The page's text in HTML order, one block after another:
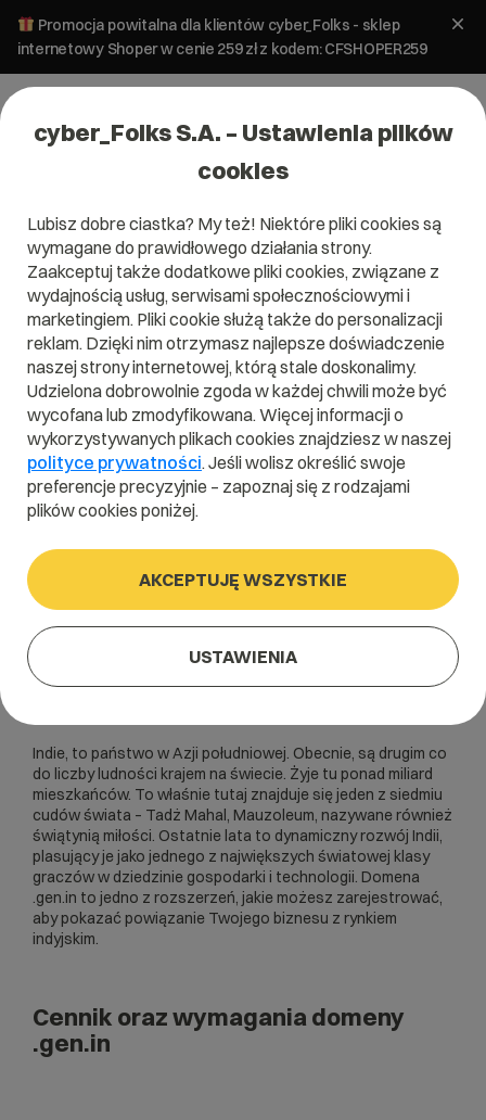
Promocja powitalna dla klientów cyber_Folks - sklep
internetowy Shoper w cenie 259 zł z kodem: CFSHOPER259
Domena .gen.in
Zarejestruj adres www z domeną indyjską
.gen.in
Szukaj
Indie, to państwo w Azji południowej. Obecnie, są drugim co
do liczby ludności krajem na świecie. Żyje tu ponad miliard
mieszkańców. To właśnie tutaj znajduje się jeden z siedmiu
cudów świata – Tadż Mahal, Mauzoleum, nazywane również
świątynią miłości. Ostatnie lata to dynamiczny rozwój Indii,
plasujący je jako jednego z największych światowej klasy
graczów w dziedzinie gospodarki i technologii. Domena
.gen.in to jedno z rozszerzeń, jakie możesz zarejestrować,
aby pokazać powiązanie Twojego biznesu z rynkiem
indyjskim.
Cennik oraz wymagania domeny
.gen.in
cyber_Folks S.A. – Ustawienia plików
cookies
Lubisz dobre ciastka? My też! Niektóre pliki cookies są
wymagane do prawidłowego działania strony.
Zaakceptuj także dodatkowe pliki cookies, związane z
wydajnością usług, serwisami społecznościowymi i
marketingiem. Pliki cookie służą także do personalizacji
reklam. Dzięki nim otrzymasz najlepsze doświadczenie
naszej strony internetowej, którą stale doskonalimy.
Udzielona dobrowolnie zgoda w każdej chwili może być
wycofana lub zmodyfikowana. Więcej informacji o
wykorzystywanych plikach cookies znajdziesz w naszej
polityce prywatności. Jeśli wolisz określić swoje
preferencje precyzyjnie – zapoznaj się z rodzajami
plików cookies poniżej.
AKCEPTUJĘ WSZYSTKIE
USTAWIENIA